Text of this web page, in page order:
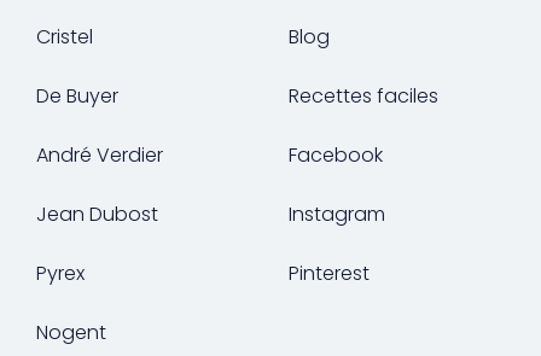
Cristel
De Buyer
André Verdier
Jean Dubost
Pyrex
Nogent
Blog
Recettes faciles
Facebook
Instagram
Pinterest